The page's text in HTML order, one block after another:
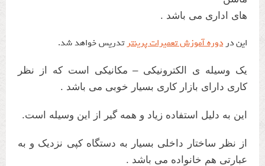
های اداری می باشد .
این در دوره آموزش تعمیرات پرینتر تدریس خواهد شد.
یک وسیله ی الکترونیکی – مکانیکی است که از نظر
کاری دارای بازار کاری بسیار خوبی می باشد .
این به دلیل استفاده زیاد و همه گیر از این وسیله است.
از نظر ساختار داخلی بسیار به دستگاه کپی نزدیک و به
عبارتی هم خانواده می باشد .